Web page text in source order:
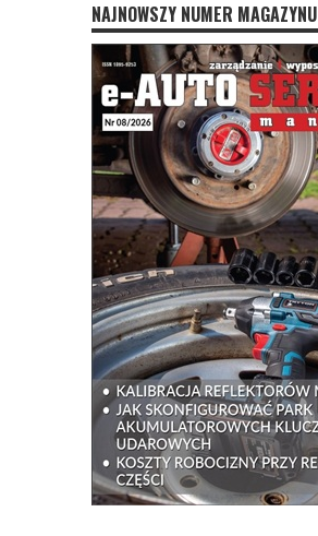
NAJNOWSZY NUMER MAGAZYNU